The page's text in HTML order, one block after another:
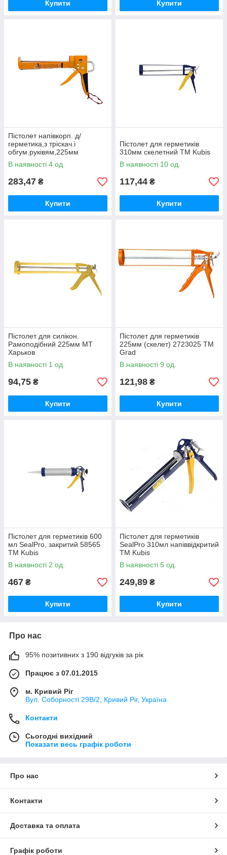
Купити Купити
Пістолет напівкорп. д/
герметика,з тріскач.і
обгум.руківям,225мм
арт.3204 ТМ LT
В наявності 4 од.
283,47 ₴
Купити
Пістолет для герметиків
310мм скелетний ТМ Kubis
В наявності 10 од.
117,44 ₴
Купити
Пістолет для силікон.
Рамоподібний 225мм МТ
Харьков
В наявності 1 од.
94,75 ₴
Купити
Пістолет для герметиків
225мм (скелет) 2723025 ТМ
Grad
В наявності 9 од.
121,98 ₴
Купити
Пістолет для герметиків 600
мл SealPro, закритий 58565
ТМ Kubis
В наявності 2 од.
467 ₴
Купити
Пістолет для герметиків
SealPro 310мл напіввідкритий
ТМ Kubis
В наявності 5 од.
249,89 ₴
Купити
Про нас
95% позитивних з 190 відгуків за рік
Працює з 07.01.2015
м. Кривий Ріг
Вул. Соборності 29В/2, Кривий Ріг, Україна
Контакти
Сьогодні вихідний
Показати весь графік роботи
Про нас
Контакти
Доставка та оплата
Графік роботи